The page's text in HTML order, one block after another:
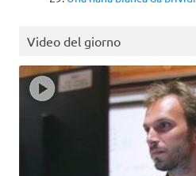
Video del giorno